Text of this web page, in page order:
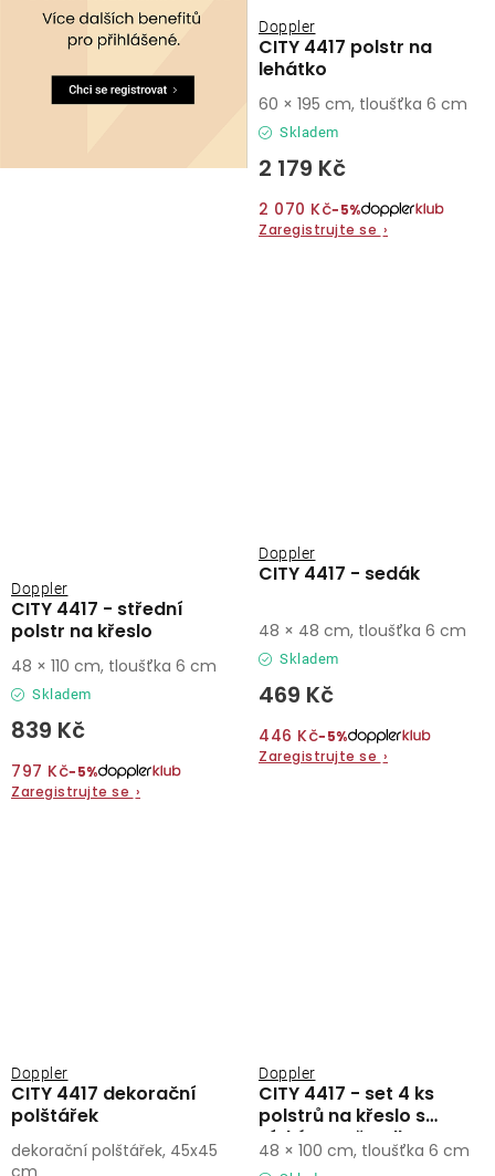
CITY 4417 polstr na
lehátko
Doppler
Skladem
2 179 Kč
2 070 Kč−5%
Zaregistrujte se ›
60 × 195 cm, tloušťka 6 cm
CITY 4417 - střední
polstr na křeslo
Doppler
Skladem
839 Kč
797 Kč−5%
Zaregistrujte se ›
48 × 110 cm, tloušťka 6 cm
CITY 4417 - sedák
Doppler
Skladem
469 Kč
446 Kč−5%
Zaregistrujte se ›
48 × 48 cm, tloušťka 6 cm
CITY 4417 dekorační
polštářek
Doppler
dekorační polštářek, 45x45
cm
CITY 4417 - set 4 ks
polstrů na křeslo s
nízkým opěradlem
Doppler
48 × 100 cm, tloušťka 6 cm